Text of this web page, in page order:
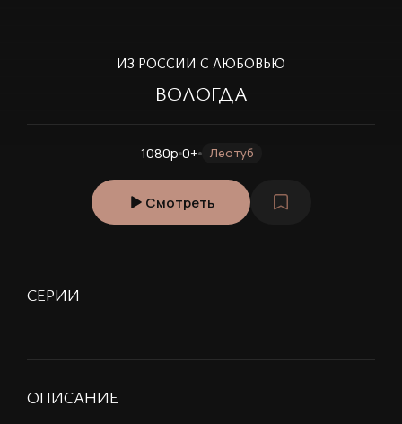
ИЗ РОССИИ С ЛЮБОВЬЮ
ВОЛОГДА
1080p 0+ Леотуб
Смотреть
СЕРИИ
ОПИСАНИЕ